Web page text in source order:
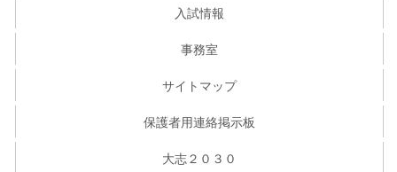
入試情報
事務室
サイトマップ
保護者用連絡掲示板
大志２０３０